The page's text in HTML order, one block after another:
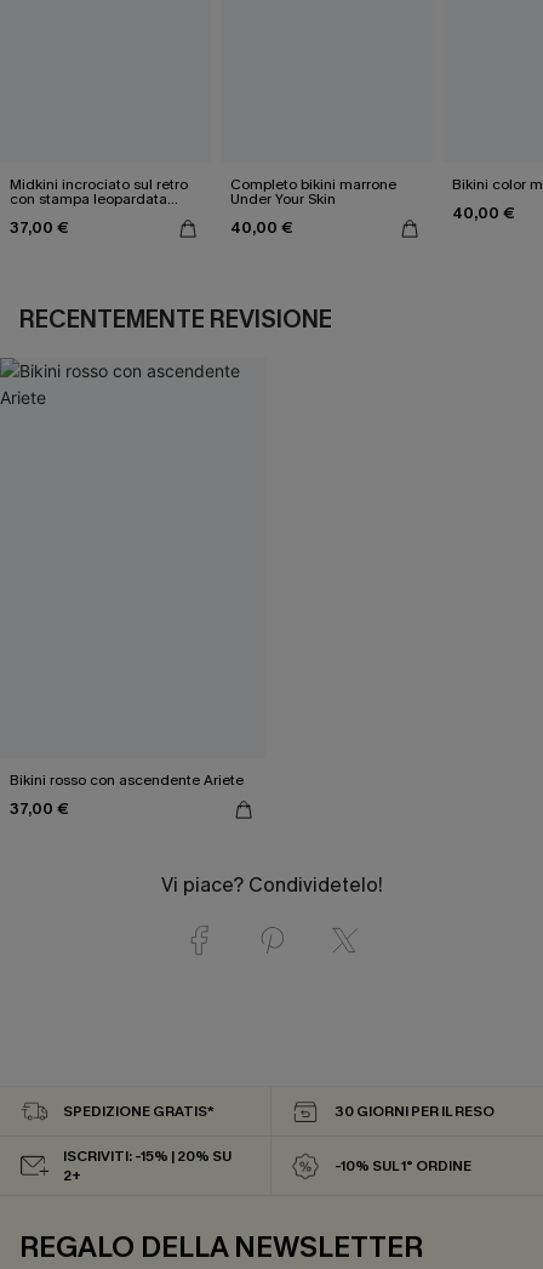
Midkini incrociato sul retro
con stampa leopardata
37,00 €
Completo bikini marrone
Under Your Skin
40,00 €
Bikini color
40,00 €
RECENTEMENTE REVISIONE
Bikini rosso con ascendente Ariete
37,00 €
Vi piace? Condividetelo!
SPEDIZIONE GRATIS* 30 GIORNI PER IL RESO
ISCRIVITI: -15% | 20% SU
2+
-10% SUL 1° ORDINE
REGALO DELLA NEWSLETTER